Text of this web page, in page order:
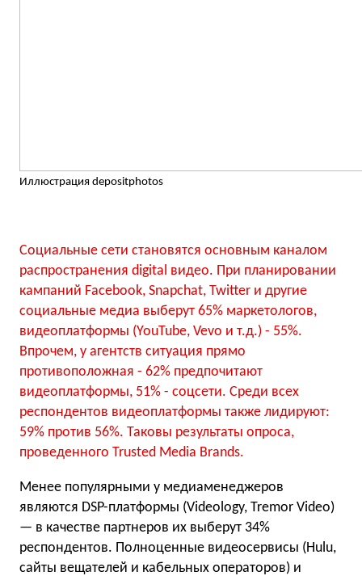
Иллюстрация depositphotos
Социальные сети становятся основным каналом
распространения digital видео. При планировании
кампаний Facebook, Snapchat, Twitter и другие
социальные медиа выберут 65% маркетологов,
видеоплатформы (YouTube, Vevo и т.д.) - 55%.
Впрочем, у агентств ситуация прямо
противоположная - 62% предпочитают
видеоплатформы, 51% - соцсети. Среди всех
респондентов видеоплатформы также лидируют:
59% против 56%. Таковы результаты опроса,
проведенного Trusted Media Brands.
Менее популярными у медиаменеджеров
являются DSP-платформы (Videology, Tremor Video)
— в качестве партнеров их выберут 34%
респондентов. Полноценные видеосервисы (Hulu,
сайты вещателей и кабельных операторов) и